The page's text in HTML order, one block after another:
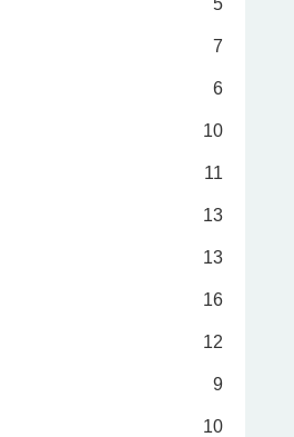
7
6
10
11
13
13
16
12
9
10